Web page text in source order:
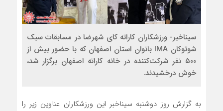
سیناخبر- ورزشکاران کاراته کای شهرضا در مسابقات سبک
شوتوکان IMA بانوان استان اصفهان که با حضور بیش از
۵۰۰ نفر شرکت‌کننده در خانه کاراته اصفهان برگزار شد،
خوش درخشیدند.
به گزارش روز دوشنبه سیناخبر این ورزشکاران عناوین زیر را